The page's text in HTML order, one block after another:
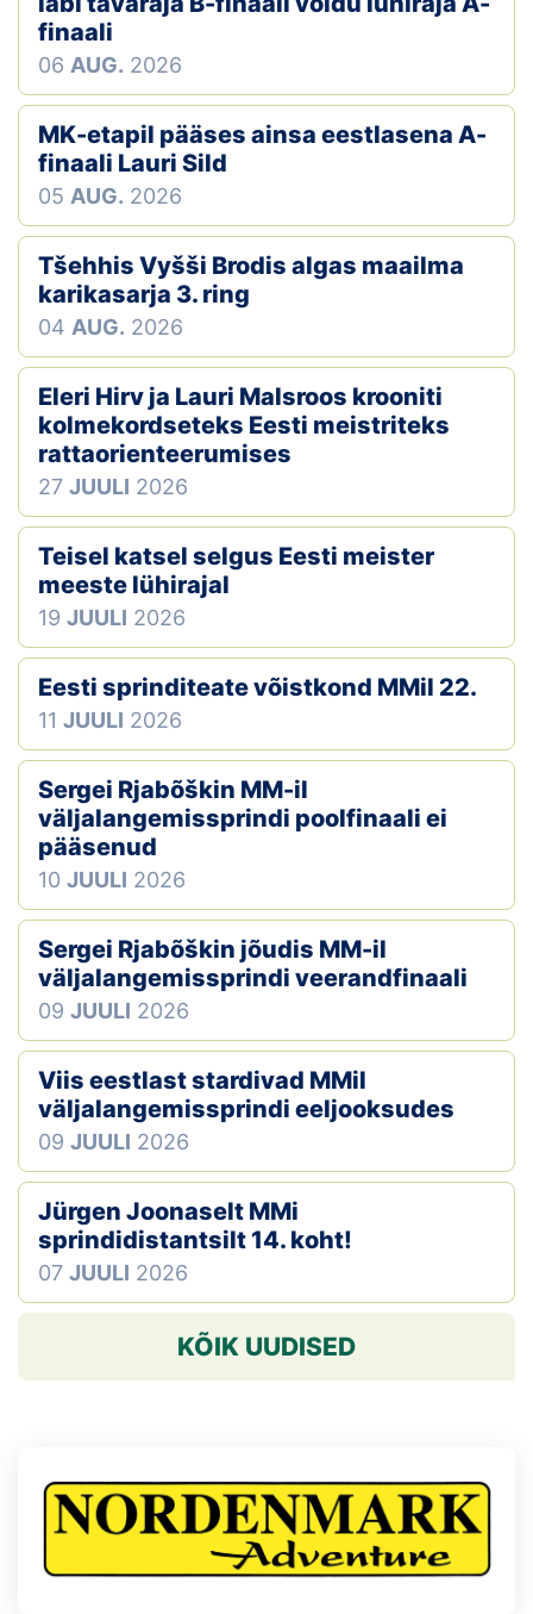
finaali
06 AUG. 2026
MK-etapil pääses ainsa eestlasena A-
finaali Lauri Sild
05 AUG. 2026
Tšehhis Vyšši Brodis algas maailma
karikasarja 3. ring
04 AUG. 2026
Eleri Hirv ja Lauri Malsroos krooniti
kolmekordseteks Eesti meistriteks
rattaorienteerumises
27 JUULI 2026
Teisel katsel selgus Eesti meister
meeste lühirajal
19 JUULI 2026
Eesti sprinditeate võistkond MMil 22.
11 JUULI 2026
Sergei Rjabõškin MM-il
väljalangemissprindi poolfinaali ei
pääsenud
10 JUULI 2026
Sergei Rjabõškin jõudis MM-il
väljalangemissprindi veerandfinaali
09 JUULI 2026
Viis eestlast stardivad MMil
väljalangemissprindi eeljooksudes
09 JUULI 2026
Jürgen Joonaselt MMi
sprindidistantsilt 14. koht!
07 JUULI 2026
KÕIK UUDISED